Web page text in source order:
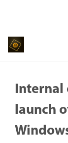
Internal
launch